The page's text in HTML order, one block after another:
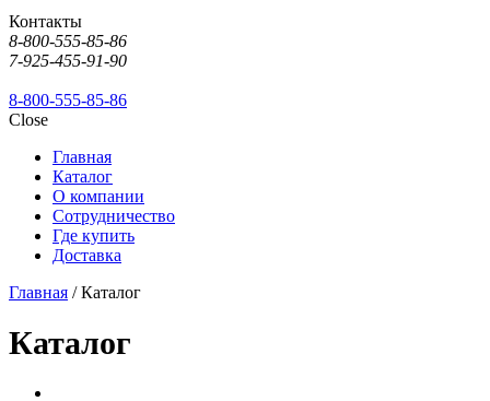
Контакты
8-800-555-85-86
7-925-455-91-90
8-800-555-85-86
Close
Главная
Каталог
О компании
Сотрудничество
Где купить
Доставка
Главная / Каталог
Каталог